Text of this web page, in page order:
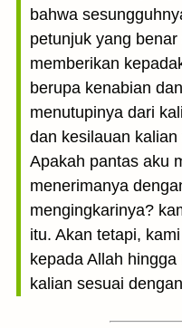
bahwa
petunjuk yang
memberikan
berupa kenabian
menutupinya dari
dan kesilauan
Apakah pantas aku
menerimanya
mengingkarinya?
itu. Akan tetapi,
kepada Allah
kalian sesuai